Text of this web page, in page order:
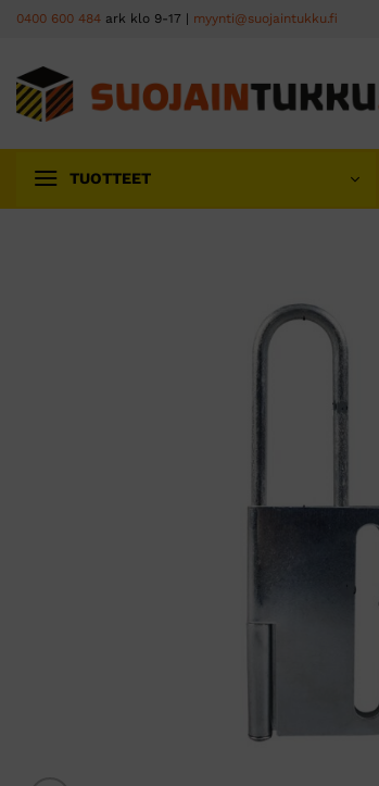
Skip
content
0400 600 484 ark klo 9-17 | myynti@suojaintukku.fi
TUOTTEET